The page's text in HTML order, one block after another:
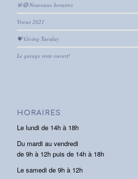
🚨😷 Nouveaux horaires
Voeux 2021
💝 Giving Tuesday
Le garage reste ouvert!
HORAIRES
Le lundi de 14h à 18h
Du mardi au vendredi
de 9h à 12h puis de 14h à 18h
Le samedi de 9h à 12h